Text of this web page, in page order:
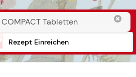
Rezept Einreichen